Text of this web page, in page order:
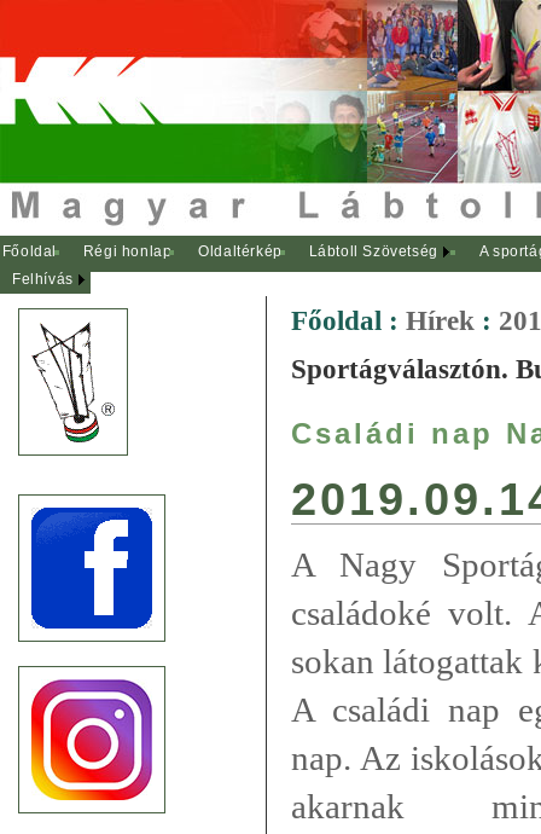
Főoldal Régi honlap Oldaltérkép Lábtoll Szövetség
A
Felhívás
Főoldal : Hírek :
Sportágválasztón.
Családi nap
A Nagy
családoké volt.
sokan látogattak
A családi nap
nap. Az
akarnak